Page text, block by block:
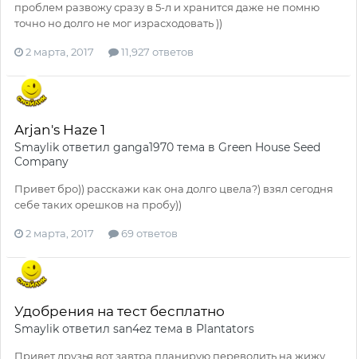
проблем развожу сразу в 5-л и хранится даже не помню
точно но долго не мог израсходовать ))
2 марта, 2017 11,927 ответов
Arjan's Haze 1
Smaylik ответил ganga1970 тема в Green House Seed
Company
Привет бро)) расскажи как она долго цвела?) взял сегодня
себе таких орешков на пробу))
2 марта, 2017 69 ответов
Удобрения на тест бесплатно
Smaylik ответил san4ez тема в Plantators
Привет друзья вот завтра планирую переводить на жижу